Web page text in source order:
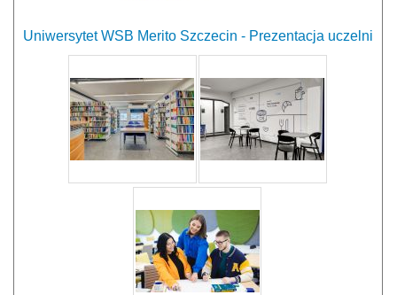
Uniwersytet WSB Merito Szczecin - Prezentacja uczelni